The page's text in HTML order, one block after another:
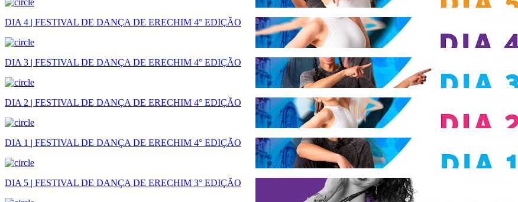
DIA 4 | FESTIVAL DE DANÇA DE ERECHIM 4° EDIÇÃO
DIA 3 | FESTIVAL DE DANÇA DE ERECHIM 4° EDIÇÃO
DIA 2 | FESTIVAL DE DANÇA DE ERECHIM 4° EDIÇÃO
DIA 1 | FESTIVAL DE DANÇA DE ERECHIM 4° EDIÇÃO
DIA 5 | FESTIVAL DE DANÇA DE ERECHIM 3° EDIÇÃO